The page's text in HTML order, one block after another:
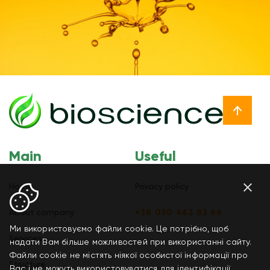
Main
Home
About company
Structure
Useful
+38 050 463 82 66
Ми використовуємо файли cookie. Це потрібно, щоб
надати Вам більше можливостей при використанні сайту.
Файли cookie не містять ніякої особистої інформації про